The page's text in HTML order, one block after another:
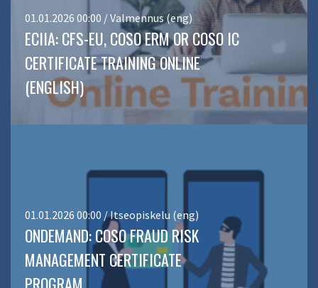
01.01.2026 00:00 / Valmennus (eng)
ECIIA: CFS-EU, COSO ERM OR COSO IC
CERTIFICATE TRAINING ONLINE
(ENGLISH)
01.01.2026 00:00 / Itseopiskelu (eng)
ONDEMAND: COSO FRAUD RISK
MANAGEMENT CERTIFICATE